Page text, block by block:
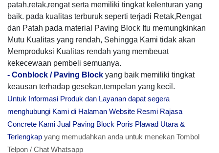
patah,retak,rengat serta memiliki tingkat kelenturan yang
baik. pada kualitas terburuk seperti terjadi Retak,Rengat
dan Patah pada material Paving Block Itu memungkinkan
Mutu Kualitas yang rendah, Sehingga Kami tidak akan
Memproduksi Kualitas rendah yang membeuat
kekecewaan pembeli semuanya.
- Conblock / Paving Block yang baik memiliki tingkat
keausan terhadap gesekan,tempelan yang kecil.
Untuk Informasi Produk dan Layanan dapat segera
menghubungi Kami di Halaman Website Resmi Rajasa
Concrete Kami Jual Paving Block Poris Plawad Utara &
Terlengkap yang memudahkan anda untuk menekan Tombol
Telpon / Chat Whatsapp